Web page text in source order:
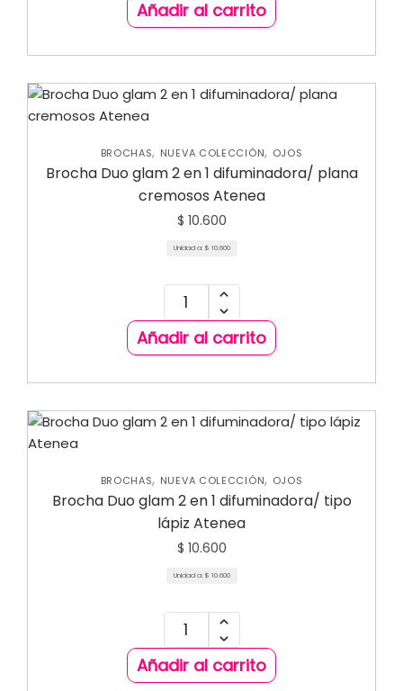
Añadir al carrito
BROCHAS, NUEVA COLECCIÓN, OJOS
Brocha Duo glam 2 en 1 difuminadora/ plana
cremosos Atenea
$ 10.600
Unidad a: $ 10.600
Añadir al carrito
BROCHAS, NUEVA COLECCIÓN, OJOS
Brocha Duo glam 2 en 1 difuminadora/ tipo
lápiz Atenea
$ 10.600
Unidad a: $ 10.600
Añadir al carrito